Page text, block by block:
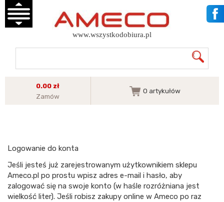
www.wszystkodobiura.pl
0.00 zł
Zamów
0 artykułów
Logowanie do konta
Jeśli jesteś już zarejestrowanym użytkownikiem sklepu
Ameco.pl po prostu wpisz adres e-mail i hasło, aby
zalogować się na swoje konto (w haśle rozróżniana jest
wielkość liter). Jeśli robisz zakupy online w Ameco po raz